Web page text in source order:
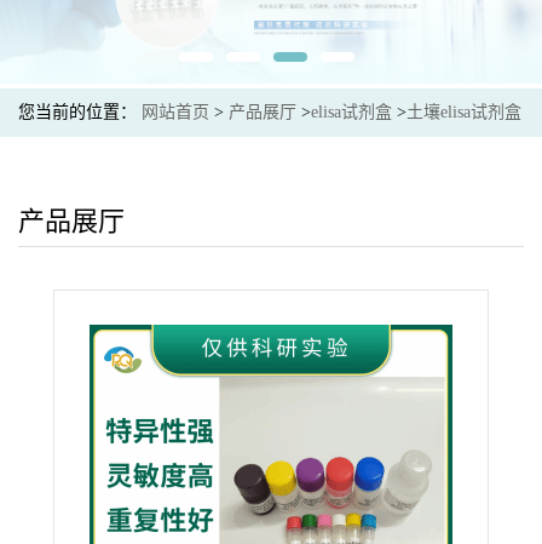
您当前的位置： 网站首页 > 产品展厅 >elisa试剂盒 >土壤elisa试剂盒
产品展厅